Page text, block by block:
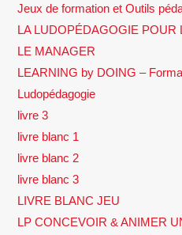
Jeux de formation et Outils
LA LUDOPÉDAGOGIE POUR
LE MANAGER
LEARNING by DOING –
Ludopédagogie
livre 3
livre blanc 1
livre blanc 2
livre blanc 3
LIVRE BLANC JEU
LP CONCEVOIR & ANIMER